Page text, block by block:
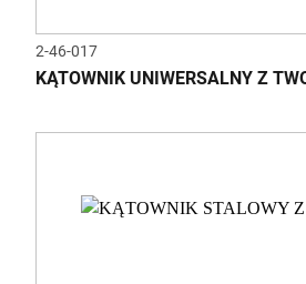
2-46-017
KĄTOWNIK UNIWERSALNY Z